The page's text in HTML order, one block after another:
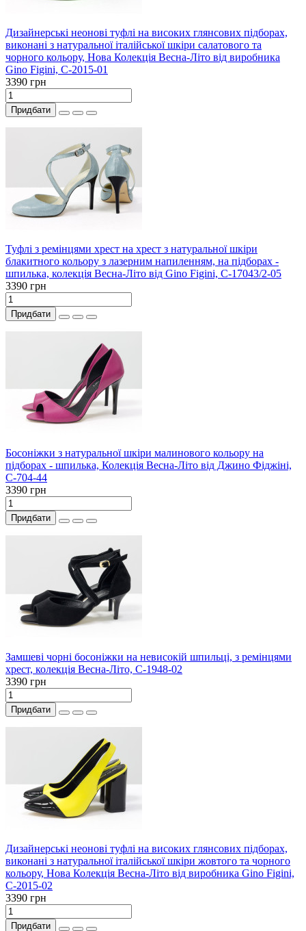
Дизайнерські неонові туфлі на високих глянсових підборах,
виконані з натуральної італійської шкіри салатового та
чорного кольору, Нова Колекція Весна-Літо від виробника
Gino Figini, С-2015-01
3390 грн
Придбати
Туфлі з ремінцями хрест на хрест з натуральної шкіри
блакитного кольору з лазерним напиленням, на підборах -
шпилька, колекція Весна-Літо від Gino Figini, С-17043/2-05
3390 грн
Придбати
Босоніжки з натуральної шкіри малинового кольору на
підборах - шпилька, Колекція Весна-Літо від Джино Фіджіні,
С-704-44
3390 грн
Придбати
Замшеві чорні босоніжки на невисокій шпильці, з ремінцями
хрест, колекція Весна-Літо, С-1948-02
3390 грн
Придбати
Дизайнерські неонові туфлі на високих глянсових підборах,
виконані з натуральної італійської шкіри жовтого та чорного
кольору, Нова Колекція Весна-Літо від виробника Gino Figini,
С-2015-02
3390 грн
Придбати